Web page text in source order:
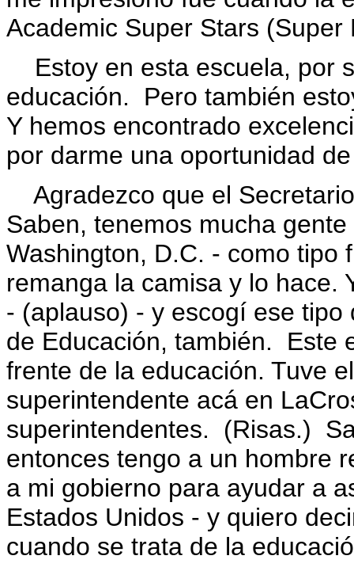
Academic Super Stars
Estoy en esta escuela, por
educación. Pero también
Y hemos encontrado
por darme una oportunidad
Agradezco que el
Saben, tenemos mucha
Washington, D.C. - como
remanga la camisa y lo hace.
- (aplauso) - y escogí ese
de Educación, también. Este
frente de la educación. Tuve
superintendente acá en
superintendentes. (Risas.)
entonces tengo a un hombre
a mi gobierno para ayudar a
Estados Unidos - y quiero
cuando se trata de la